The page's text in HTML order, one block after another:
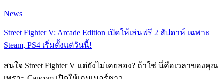
News
Street Fighter V: Arcade Edition เปิดให้เล่นฟรี 2 สัปดาห์ เฉพาะ
Steam, PS4 เริ่มตั้งแต่วันนี้!
สนใจ Street Fighter V แต่ยังไม่เคยลอง? ถ้าใช่ นี่คือเวลาของคุณ